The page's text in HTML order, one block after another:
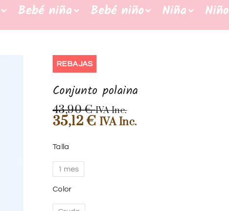
Bebé niña Bebé niño Niña Niño
REBAJAS
Conjunto polaina
43,90€ IVA Inc.
35,12€ IVA Inc.
Talla
1 mes
Color